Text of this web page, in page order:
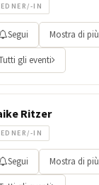
IN
Segui Mostra di più
gli eventi
Ritzer
IN
Segui Mostra di più